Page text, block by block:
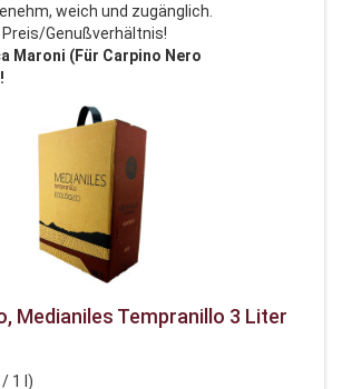
weich und zugänglich.
Genußverhältnis!
Maroni (Für Carpino Nero
Medianiles Tempranillo 3 Liter
1 l)